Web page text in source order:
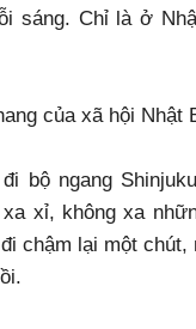
sáng. Chỉ là ở
của xã hội Nhật
bộ ngang
xa xỉ, không xa
chậm lại một